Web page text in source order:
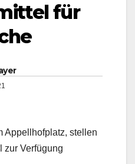
für
Appellhofplatz, stellen
zur Verfügung